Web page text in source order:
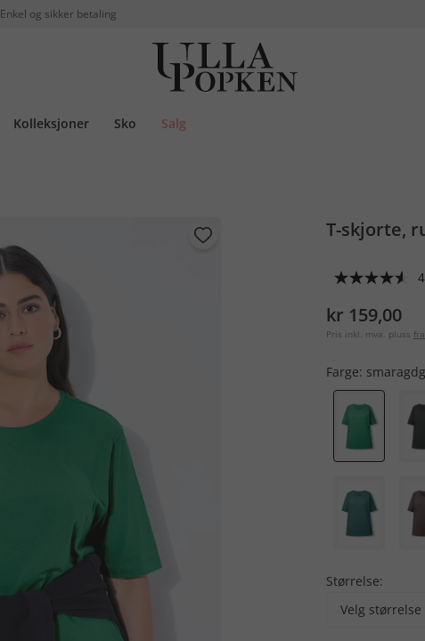
Enkel og sikker betaling
Kolleksjoner Sko Salg
T-skjorte,
kr 159,00
Pris inkl. mva. pluss
Farge:
Størrelse:
Velg størrelse